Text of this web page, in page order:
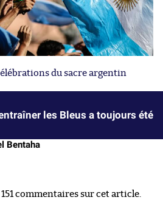
du sacre argentin
les Bleus a toujours été
Bentaha
commentaires sur cet article.